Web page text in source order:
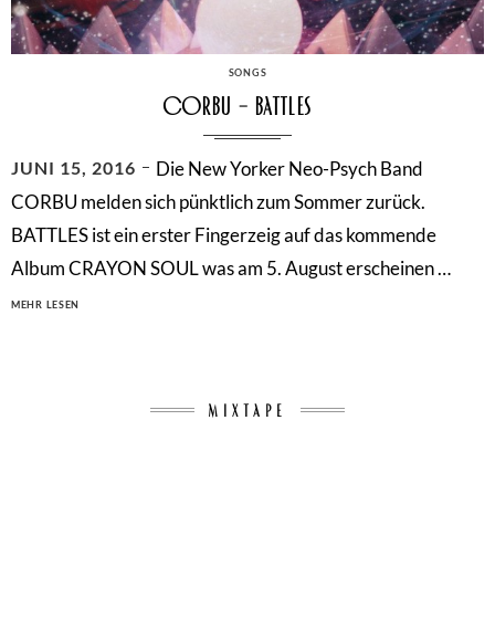
CATEGORIES
SONGS
Corbu – Battles
POSTED
ON
JUNI 15, 2016
Die New Yorker Neo-Psych Band
CORBU melden sich pünktlich zum Sommer zurück.
BATTLES ist ein erster Fingerzeig auf das kommende
Album CRAYON SOUL was am 5. August erscheinen …
MEHR LESEN
MIXTAPE